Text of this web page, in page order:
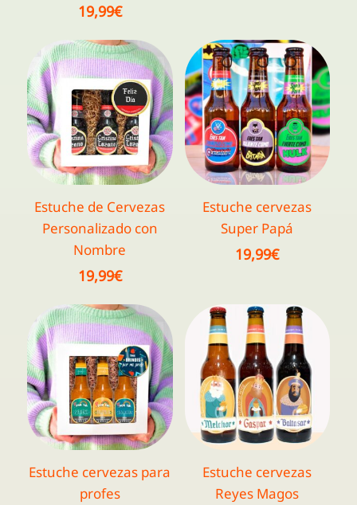
19,99€
Estuche de Cervezas
Personalizado con
Nombre
19,99€
Estuche cervezas
Super Papá
19,99€
Estuche cervezas para
profes
Estuche cervezas
Reyes Magos